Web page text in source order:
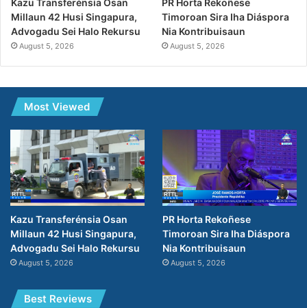
Kazu Transferénsia Osan
Millaun 42 Husi Singapura,
Advogadu Sei Halo Rekursu
August 5, 2026
PR Horta Rekoñese
Timoroan Sira Iha Diáspora
Nia Kontribuisaun
August 5, 2026
Most Viewed
Kazu Transferénsia Osan
Millaun 42 Husi Singapura,
Advogadu Sei Halo Rekursu
August 5, 2026
PR Horta Rekoñese
Timoroan Sira Iha Diáspora
Nia Kontribuisaun
August 5, 2026
Best Reviews